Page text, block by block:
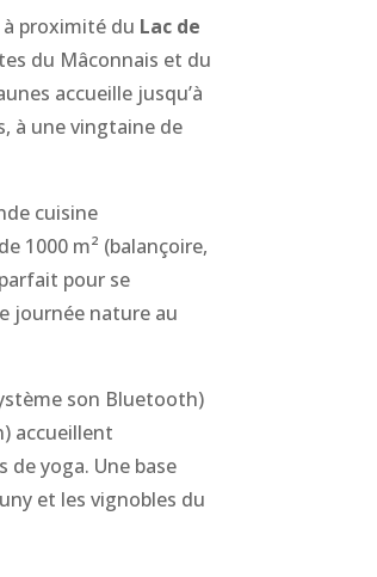
à proximité du Lac de
du Mâconnais et du
accueille jusqu’à
à une vingtaine de
cuisine
1000 m² (balançoire,
pour se
journée nature au
son Bluetooth)
accueillent
de yoga. Une base
et les vignobles du